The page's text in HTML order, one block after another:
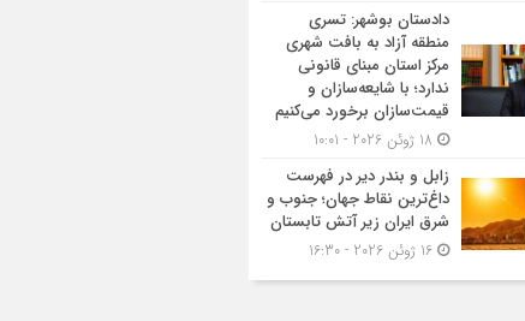
دادستان بوشهر: تسری
منطقه آزاد به بافت شهری
مرکز استان مبنای قانونی
ندارد؛ با شایعه‌سازان و
قیمت‌سازان برخورد می‌کنیم
زابل و بندر دیر در فهرست
داغ‌ترین نقاط جهان؛ جنوب و
شرق ایران زیر آتش تابستان